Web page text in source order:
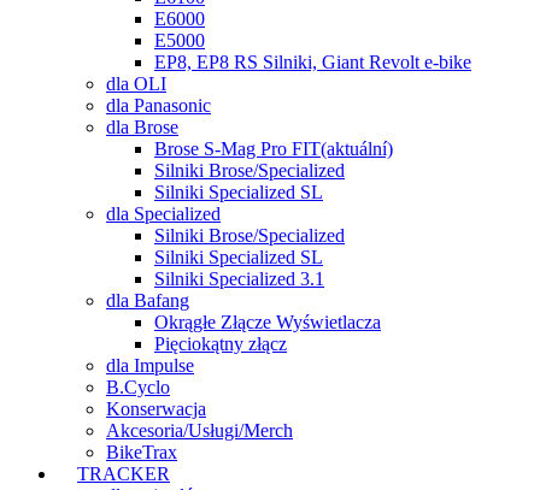
E6000
E5000
EP8, EP8 RS Silniki, Giant Revolt e-bike
dla OLI
dla Panasonic
dla Brose
Brose S-Mag Pro FIT(aktuální)
Silniki Brose/Specialized
Silniki Specialized SL
dla Specialized
Silniki Brose/Specialized
Silniki Specialized SL
Silniki Specialized 3.1
dla Bafang
Okrągłe Złącze Wyświetlacza
Pięciokątny złącz
dla Impulse
B.Cyclo
Konserwacja
Akcesoria/Usługi/Merch
BikeTrax
TRACKER